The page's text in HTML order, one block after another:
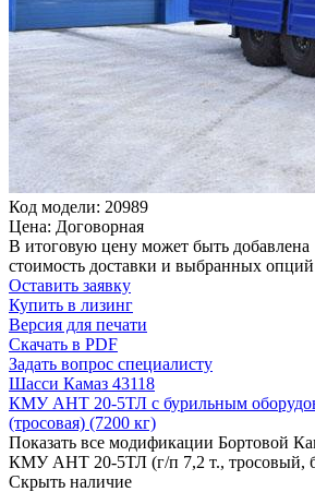
Код модели: 20989
Цена: Договорная
В итоговую цену может быть добавлена
стоимость доставки и выбранных опций
Оставить заявку
Купить в лизинг
Версия для печати
Скачать в PDF
Задать вопрос специалисту
Шасси Камаз 43118
КМУ АНТ 20-5ТЛ с бурильным
(тросовая) (7200 кг)
Показать все модификации Бортовой
КМУ АНТ 20-5ТЛ (г/п 7,2 т., тросовый,
Скрыть наличие